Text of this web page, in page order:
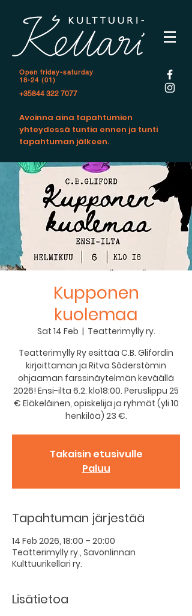
Open friday-saturday
18-24 (01)
+35844 322 7077
Avoinna aina tapahtumien
yhteydessä tuntia ennen ja tunti
tapahtuman jälkeen.
Kupponen
kuolemaa
Sat 14 Feb
  |
Teatterimylly ry.
Teatterimylly Ry esittää C.B. Glifordin
kirjoittaman ja Ritva Söderstömin
ohjaaman farssinäytelmän keväällä
2026! Ensi-ilta 6.2. klo18:00. Peruslippu 25
€ Eläkeläinen, opiskelija ja ryhmät (yli 10
henkilöä) 23 €.
Takaisin etusivulle
Paluu
Tapahtuman järjestää
14 Feb 2026, 18:00 – 20:00
Teatterimylly ry., Savonlinnan
Kulttuurikellari ry.
Lisätietoa